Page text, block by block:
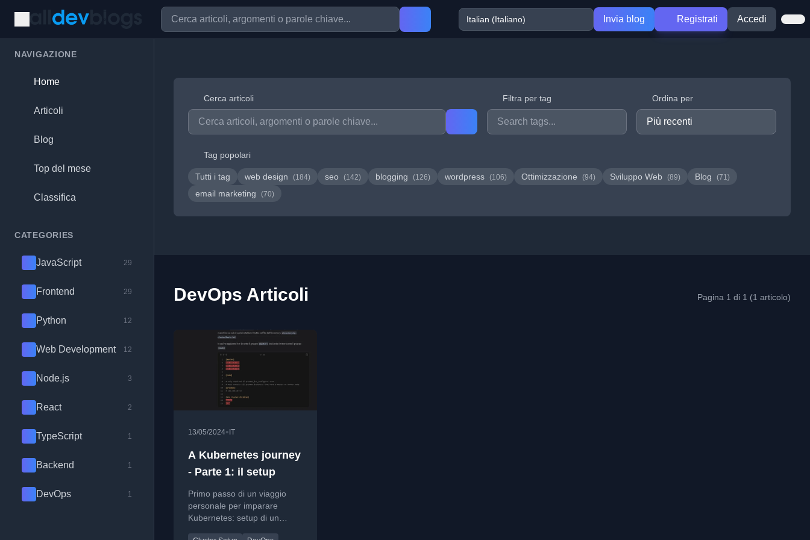
Invia blog Registrati Accedi
NAVIGAZIONE
Home
Articoli
Blog
Top del mese
Classifica
CATEGORIES
JavaScript 29
Frontend 29
Python 12
Web Development 12
Node.js 3
React 2
TypeScript 1
Backend 1
DevOps 1
Cerca articoli Filtra per tag Ordina per
Tag popolari
Tutti i tag web design (184) seo (142) blogging (126) wordpress (106) Ottimizzazione (94) Sviluppo Web (89) Blog (71)
email marketing (70)
DevOps Articoli Pagina 1 di 1 (1 articolo)
13/05/2024• IT
A Kubernetes journey
- Parte 1: il setup
Primo passo di un viaggio
personale per imparare
Kubernetes: setup di un